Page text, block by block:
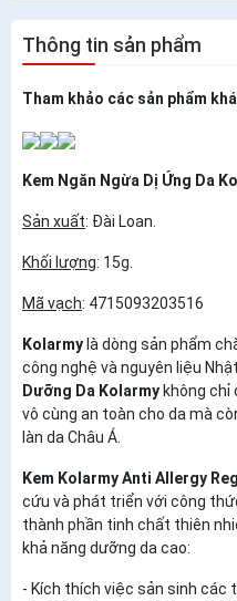
Thông tin sản phẩm
Tham khảo các sản phẩm
Kem Ngăn Ngừa Dị Ứng Da
Sản xuất: Đài Loan.
Khối lượng: 15g.
Mã vạch: 4715093203516
Kolarmylà dòng sản phẩm
công nghệ và nguyên liệu
Dưỡng Da Kolarmykhông chỉ
vô cùng an toàn cho da mà
làn da Châu Á.
Kem Kolarmy Anti Allergy
cứu và phát triển với công
thành phần tinh chất thiên
khả năng dưỡng da cao:
- Kích thích việc sản sinh các